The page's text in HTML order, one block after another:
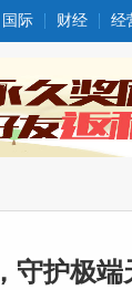
国际 财经 经
守护极